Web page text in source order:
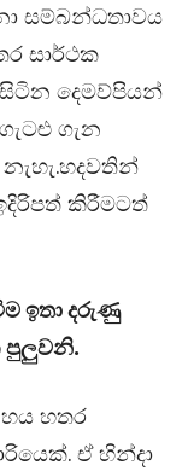
සම්බන්ධතාවය
සාර්ථක
දෙමව්පියන්
ගැන
කිරීමටත්
ඉතා දරුණු
පුලුවනි.
හය හතර
ඒ හින්දා